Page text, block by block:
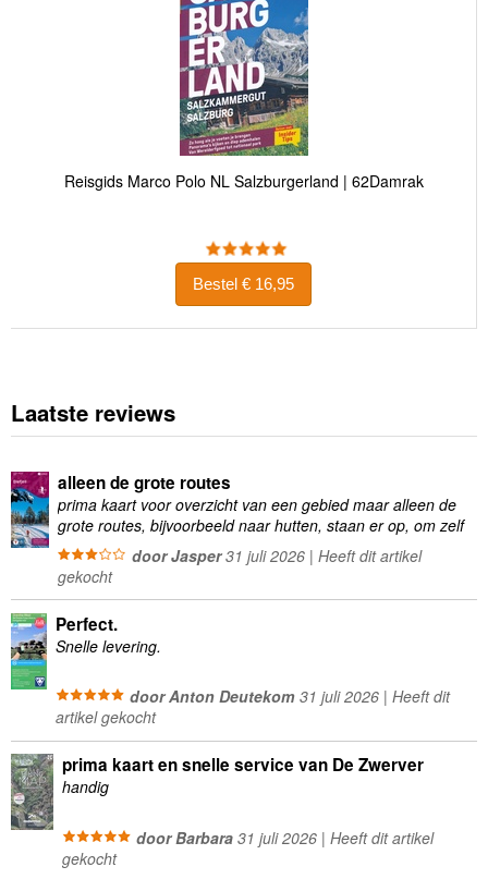
Reisgids Marco Polo NL Salzburgerland | 62Damrak
Bestel € 16,95
Laatste reviews
alleen de grote routes
prima kaart voor overzicht van een gebied maar alleen de
grote routes, bijvoorbeeld naar hutten, staan er op, om zelf
wandelingen te plannen minder geschikt
door Jasper31 juli 2026 | Heeft dit artikel
gekocht
Perfect.
Snelle levering.
door Anton Deutekom31 juli 2026 | Heeft dit
artikel gekocht
prima kaart en snelle service van De Zwerver
handig
door Barbara31 juli 2026 | Heeft dit artikel
gekocht